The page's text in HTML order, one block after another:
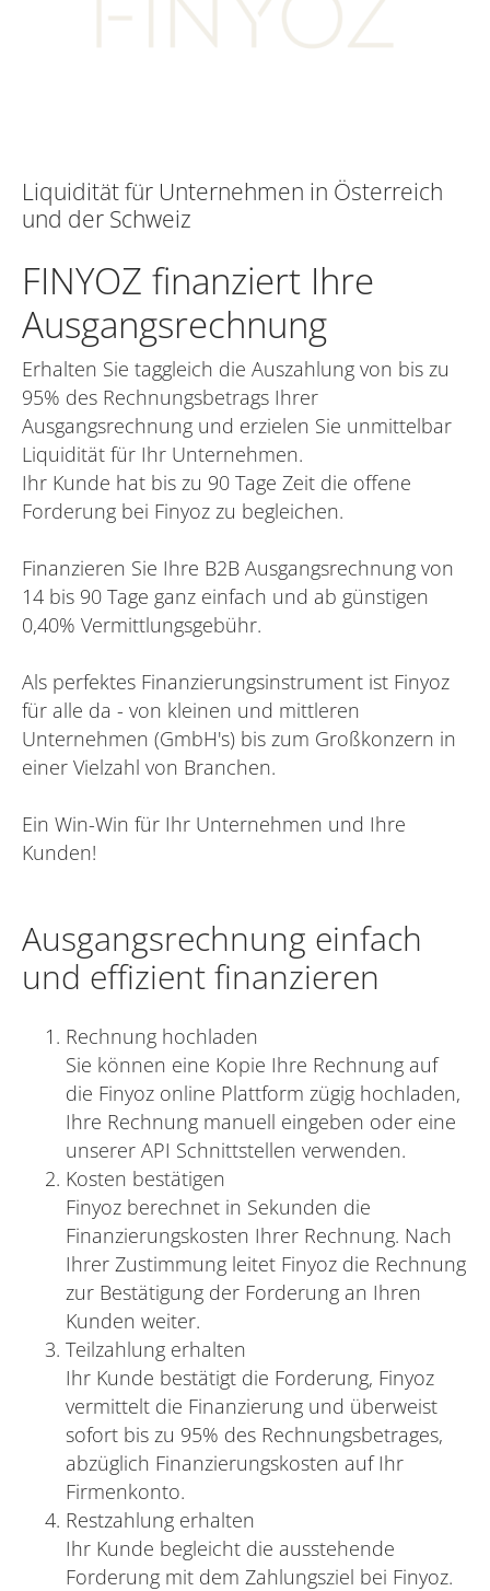
Liquidität für Unternehmen in Österreich
und der Schweiz
FINYOZ finanziert Ihre
Ausgangsrechnung
Erhalten Sie taggleich die Auszahlung von bis zu
95% des Rechnungsbetrags Ihrer
Ausgangsrechnung und erzielen Sie unmittelbar
Liquidität für Ihr Unternehmen.
Ihr Kunde hat bis zu 90 Tage Zeit die offene
Forderung bei Finyoz zu begleichen.
Finanzieren Sie Ihre B2B Ausgangsrechnung von
14 bis 90 Tage ganz einfach und ab günstigen
0,40% Vermittlungsgebühr.
Als perfektes Finanzierungsinstrument ist Finyoz
für alle da - von kleinen und mittleren
Unternehmen (GmbH's) bis zum Großkonzern in
einer Vielzahl von Branchen.
Ein Win-Win für Ihr Unternehmen und Ihre
Kunden!
Ausgangsrechnung einfach
und effizient finanzieren
Rechnung hochladen
Sie können eine Kopie Ihre Rechnung auf
die Finyoz online Plattform zügig hochladen,
Ihre Rechnung manuell eingeben oder eine
unserer API Schnittstellen verwenden.
Kosten bestätigen
Finyoz berechnet in Sekunden die
Finanzierungskosten Ihrer Rechnung. Nach
Ihrer Zustimmung leitet Finyoz die Rechnung
zur Bestätigung der Forderung an Ihren
Kunden weiter.
Teilzahlung erhalten
Ihr Kunde bestätigt die Forderung, Finyoz
vermittelt die Finanzierung und überweist
sofort bis zu 95% des Rechnungsbetrages,
abzüglich Finanzierungskosten auf Ihr
Firmenkonto.
Restzahlung erhalten
Ihr Kunde begleicht die ausstehende
Forderung mit dem Zahlungsziel bei Finyoz.